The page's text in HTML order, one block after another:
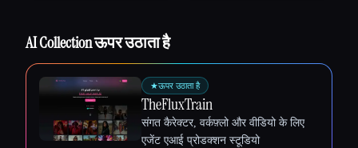
Esc
AI Collection ऊपर उठाता है
★ऊपर उठाता है
TheFluxTrain
संगत कैरेक्टर, वर्कफ़्लो और वीडियो के लिए
एजेंट एआई प्रोडक्शन स्टूडियो